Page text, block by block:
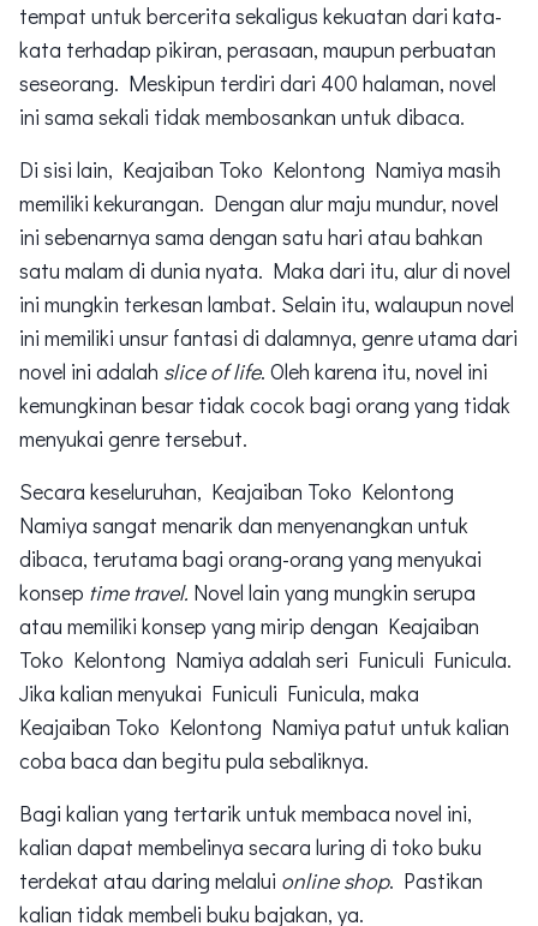
tempat untuk bercerita sekaligus kekuatan dari kata-
kata terhadap pikiran, perasaan, maupun perbuatan
seseorang. Meskipun terdiri dari 400 halaman, novel
ini sama sekali tidak membosankan untuk dibaca.
Di sisi lain, Keajaiban Toko Kelontong Namiya masih
memiliki kekurangan. Dengan alur maju mundur, novel
ini sebenarnya sama dengan satu hari atau bahkan
satu malam di dunia nyata. Maka dari itu, alur di novel
ini mungkin terkesan lambat. Selain itu, walaupun novel
ini memiliki unsur fantasi di dalamnya, genre utama dari
novel ini adalah slice of life. Oleh karena itu, novel ini
kemungkinan besar tidak cocok bagi orang yang tidak
menyukai genre tersebut.
Secara keseluruhan, Keajaiban Toko Kelontong
Namiya sangat menarik dan menyenangkan untuk
dibaca, terutama bagi orang-orang yang menyukai
konsep time travel. Novel lain yang mungkin serupa
atau memiliki konsep yang mirip dengan Keajaiban
Toko Kelontong Namiya adalah seri Funiculi Funicula.
Jika kalian menyukai Funiculi Funicula, maka
Keajaiban Toko Kelontong Namiya patut untuk kalian
coba baca dan begitu pula sebaliknya.
Bagi kalian yang tertarik untuk membaca novel ini,
kalian dapat membelinya secara luring di toko buku
terdekat atau daring melalui online shop. Pastikan
kalian tidak membeli buku bajakan, ya.